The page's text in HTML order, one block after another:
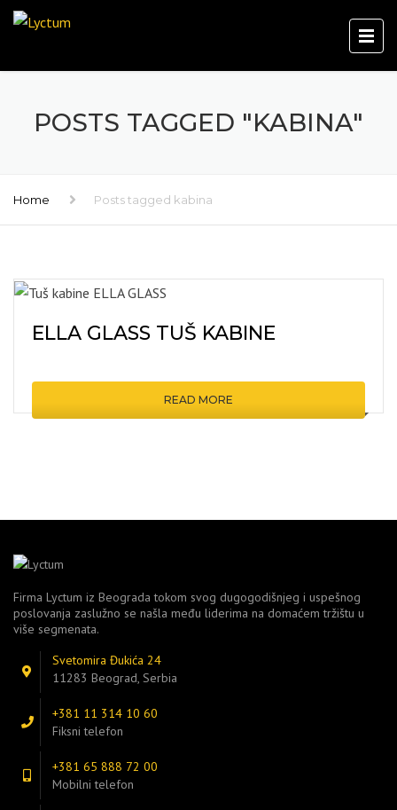
POSTS TAGGED "KABINA"
Home Posts tagged kabina
ELLA GLASS TUŠ KABINE
READ MORE
Firma Lyctum iz Beograda tokom svog dugogodišnjeg i uspešnog
poslovanja zaslužno se našla među liderima na domaćem tržištu u
više segmenata.
Svetomira Đukića 24
11283 Beograd, Serbia
+381 11 314 10 60
Fiksni telefon
+381 65 888 72 00
Mobilni telefon